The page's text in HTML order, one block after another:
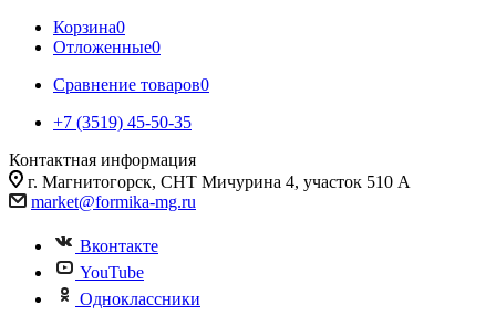
Корзина0
Отложенные0
Сравнение товаров0
+7 (3519) 45-50-35
Контактная информация
г. Магнитогорск, СНТ Мичурина 4, участок 510 А
market@formika-mg.ru
Вконтакте
YouTube
Одноклассники